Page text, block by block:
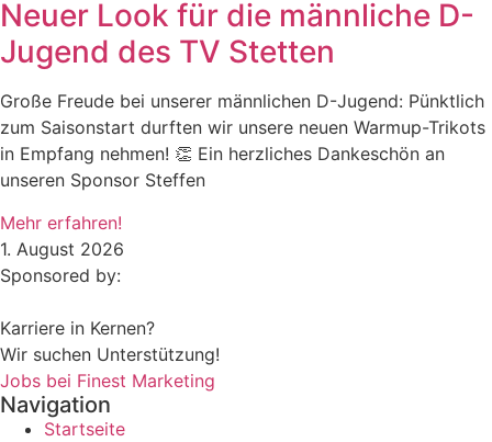
Neuer Look für die männliche D-
Jugend des TV Stetten
Große Freude bei unserer männlichen D-Jugend: Pünktlich
zum Saisonstart durften wir unsere neuen Warmup-Trikots
in Empfang nehmen! 👏 Ein herzliches Dankeschön an
unseren Sponsor Steffen
Mehr erfahren!
1. August 2026
Sponsored by:
Karriere in Kernen?
Wir suchen Unterstützung!
Jobs bei Finest Marketing
Navigation
Startseite